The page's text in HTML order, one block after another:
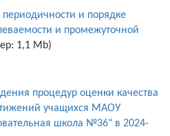
и порядке
и промежуточной
1,1 Mb)
процедур оценки качества
учащихся МАОУ
школа №36" в 2024-